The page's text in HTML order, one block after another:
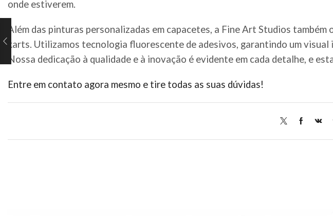
onde estiverem.
Além das pinturas personalizadas em capacetes, a Fine Art Studios
karts. Utilizamos tecnologia fluorescente de adesivos, garantindo um
Nossa dedicação à qualidade e à inovação é evidente em cada detalhe, e
Entre em contato agora mesmo e tire todas as suas dúvidas!